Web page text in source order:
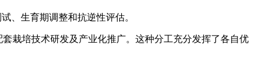
、生育期调整和抗逆性评估。
栽培技术研发及产业化推广。这种分工充分发挥了各自优